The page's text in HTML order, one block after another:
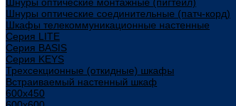
Шнуры оптические соединительные (патч-корд)
Шкафы телекоммуникационные настенные
Cерия LITE
Cерия BASIS
Cерия KEYS
Трехсекционные (откидные) шкафы
Встраиваемый настенный шкаф
600x450